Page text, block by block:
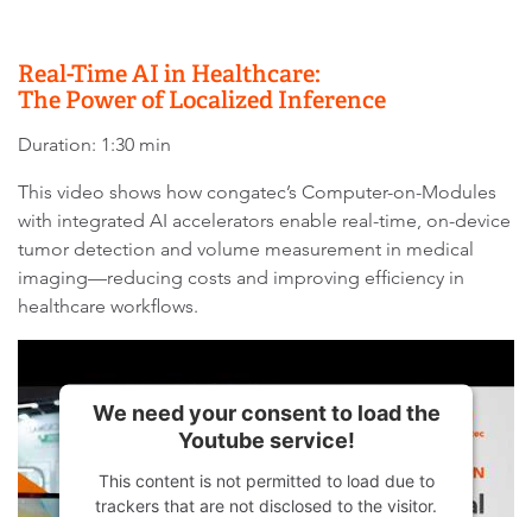
Real-Time AI in Healthcare:
The Power of Localized Inference
Duration: 1:30 min
This video shows how congatec’s Computer-on-Modules
with integrated AI accelerators enable real-time, on-device
tumor detection and volume measurement in medical
imaging—reducing costs and improving efficiency in
healthcare workflows.
We need your consent to load the
Youtube service!
This content is not permitted to load due to
trackers that are not disclosed to the visitor.